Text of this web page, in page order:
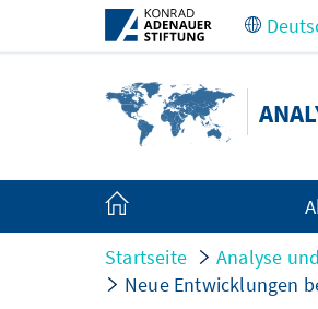
Zum Hauptinhalt springen
Startseite Analyse
Neue Entwicklungen